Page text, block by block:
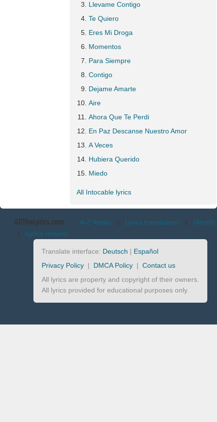
Llevame Contigo
Te Quiero
Eres Mi Droga
Momentos
Para Siempre
Contigo
Dejame Amarte
Aire
Ahora Que Te Perdi
En Paz Descanse Nuestro Amor
A Veces
Hubiera Querido
Miedo
All Intocable lyrics
AllTheLyrics.com A-Z Artists | Lyrics translations | Identify
| Lyrics request
Translate interface: Deutsch | Español
Privacy Policy | DMCA Policy | Contact us
All lyrics are property and copyright of their owners.
All lyrics provided for educational purposes only.